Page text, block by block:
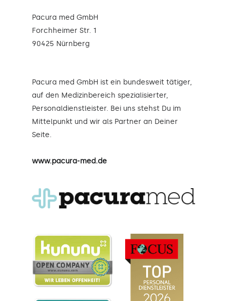
Pacura med GmbH
Forchheimer Str. 1
90425 Nürnberg
Pacura med GmbH ist ein bundesweit tätiger,
auf den Medizinbereich spezialisierter,
Personaldienstleister. Bei uns stehst Du im
Mittelpunkt und wir als Partner an Deiner
Seite.
www.pacura-med.de